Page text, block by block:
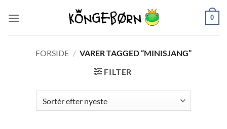
0
FORSIDE / VARER TAGGED “MINISJANG”
FILTER